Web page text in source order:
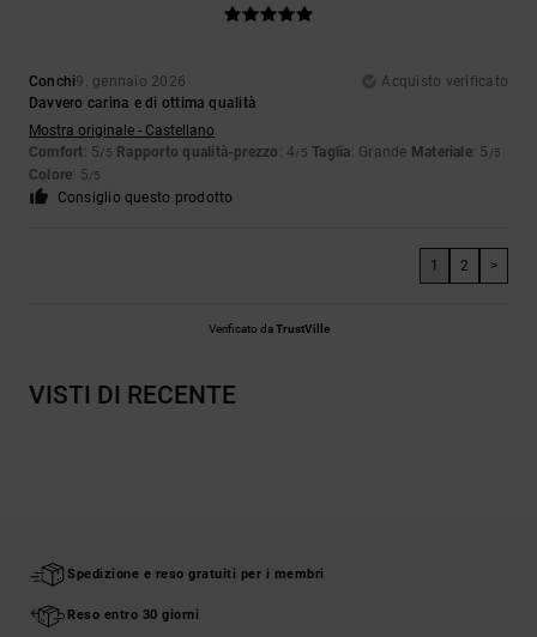
Conchi9. gennaio 2026
Acquisto verificato
Davvero carina e di ottima qualità
Mostra originale - Castellano
Comfort: 5/5 Rapporto qualità-prezzo : 4/5 Taglia: Grande Materiale: 5 /5
Colore: 5/5
Consiglio questo prodotto
1 2 >
Verificato daTrustVille
VISTI DI RECENTE
Spedizione e reso gratuiti per i membri
Reso entro 30 giorni